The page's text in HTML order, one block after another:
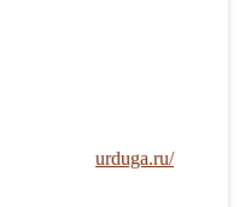
urduga.ru/